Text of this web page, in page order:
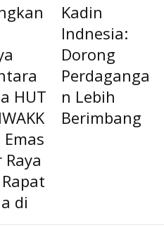
HUT
Raya
di
Kadin
Indnesia:
Dorong
Perdaganga
n Lebih
Berimbang